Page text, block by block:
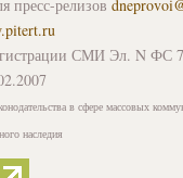
релизов
СМИ Эл. N ФС
в сфере массовых
наследия